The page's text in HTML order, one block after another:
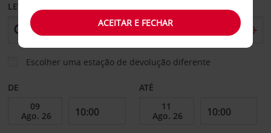
LEVANTAR EM
Escolher uma estação de devolução diferente
DE ATÉ
ACEITAR E FECHAR